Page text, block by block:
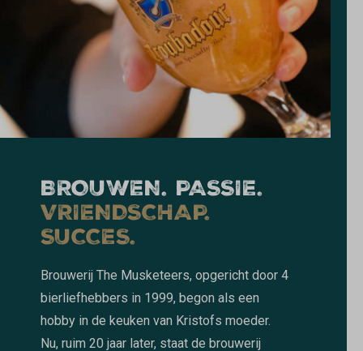
BROUWEN. PASSIE.
VRIENDSCHAP.
SUCCES.
Brouwerij The Musketeers, opgericht door 4
bierliefhebbers in 1999, begon als een
hobby in de keuken van Kristofs moeder.
Nu, ruim 20 jaar later, staat de brouwerij